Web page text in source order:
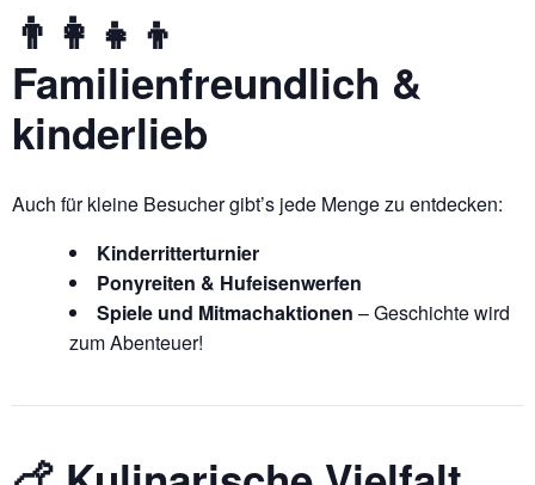
👨‍👩‍👧‍👦
Familienfreundlich &
kinderlieb
Auch für kleine Besucher gibt’s jede Menge zu entdecken:
Kinderritterturnier
Ponyreiten & Hufeisenwerfen
Spiele und Mitmachaktionen – Geschichte wird
zum Abenteuer!